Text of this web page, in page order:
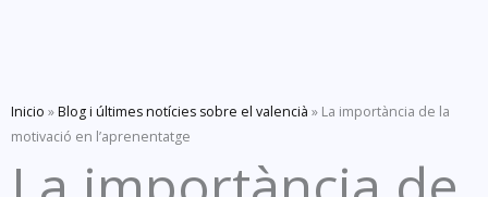
Inicio »Blog i últimes notícies sobre el valencià » La importància de la
motivació en l’aprenentatge